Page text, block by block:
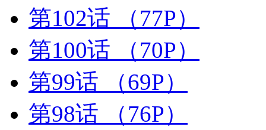
第102话
（77P）
第100话
（70P）
第99话
（69P）
第98话
（76P）